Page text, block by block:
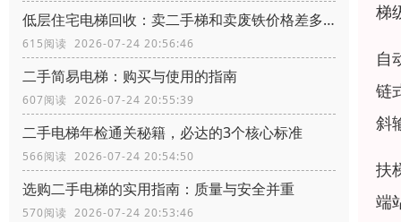
低层住宅电梯回收：卖二手梯和卖废铁价格差多少？
615阅读 2026-07-24 20:56:46
二手简易电梯：购买与使用的指南
607阅读 2026-07-24 20:55:39
二手电梯年检通关秘籍，必达的3个核心标准
566阅读 2026-07-24 20:54:50
选购二手电梯的实用指南：质量与安全并重
570阅读 2026-07-24 20:53:46
梯
自
链
斜
扶
端